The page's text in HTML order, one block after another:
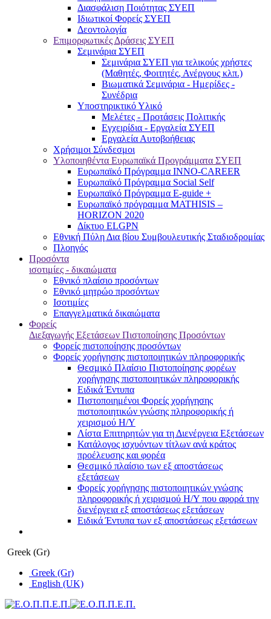
Διασφάλιση Ποιότητας ΣΥΕΠ
Ιδιωτικοί Φορείς ΣΥΕΠ
Δεοντολογία
Επιμορφωτικές Δράσεις ΣΥΕΠ
Σεμινάρια ΣΥΕΠ
Σεμινάρια ΣΥΕΠ για τελικούς χρήστες
(Μαθητές, Φοιτητές, Ανέργους κλπ.)
Βιωματικά Σεμινάρια - Ημερίδες -
Συνέδρια
Υποστηρικτικό Υλικό
Μελέτες - Προτάσεις Πολιτικής
Εγχειρίδια - Εργαλεία ΣΥΕΠ
Εργαλεία Αυτοβοήθειας
Χρήσιμοι Σύνδεσμοι
Υλοποιηθέντα Ευρωπαϊκά Προγράμματα ΣΥΕΠ
Ευρωπαϊκό Πρόγραμμα INNO-CAREER
Ευρωπαϊκό Πρόγραμμα Social Self
Ευρωπαϊκό Πρόγραμμα E-guide +
Ευρωπαϊκό πρόγραμμα MATHISIS –
HORIZON 2020
Δίκτυο ELGPN
Εθνική Πύλη Δια βίου Συμβουλευτικής Σταδιοδρομίας
Πλοηγός
Προσόντα
ισοτιμίες - δικαιώματα
Εθνικό πλαίσιο προσόντων
Εθνικό μητρώο προσόντων
Ισοτιμίες
Επαγγελματικά δικαιώματα
Φορείς
Διεξαγωγής Εξετάσεων Πιστοποίησης Προσόντων
Φορείς πιστοποίησης προσόντων
Φορείς χορήγησης πιστοποιητικών πληροφορικής
Θεσμικό Πλαίσιο Πιστοποίησης φορέων
χορήγησης πιστοποιητικών πληροφορικής
Ειδικά Έντυπα
Πιστοποιημένοι Φορείς χορήγησης
πιστοποιητικών γνώσης πληροφορικής ή
χειρισμού Η/Υ
Λίστα Επιτηρητών για τη Διενέργεια Εξετάσεων
Κατάλογος ισχυόντων τίτλων ανά κράτος
προέλευσης και φορέα
Θεσμικό πλαίσιο των εξ αποστάσεως
εξετάσεων
Φορείς χορήγησης πιστοποιητικών γνώσης
πληροφορικής ή χειρισμού Η/Υ που αφορά την
διενέργεια εξ αποστάσεως εξετάσεων
Ειδικά Έντυπα των εξ αποστάσεως εξετάσεων
Greek (Gr)
Greek (Gr)
English (UK)